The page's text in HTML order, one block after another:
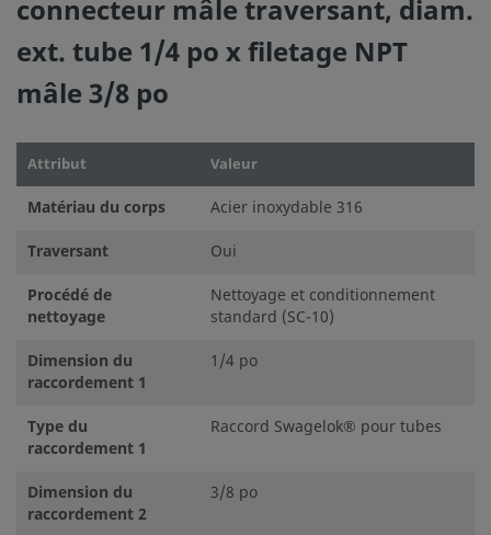
connecteur mâle traversant, diam.
ext. tube 1/4 po x filetage NPT
mâle 3/8 po
Attribut Valeur
Matériau du corps
Acier inoxydable 316
Traversant
Oui
Procédé de
nettoyage
Nettoyage et conditionnement
standard (SC-10)
Dimension du
raccordement 1
1/4 po
Type du
raccordement 1
Raccord Swagelok® pour tubes
Dimension du
raccordement 2
3/8 po